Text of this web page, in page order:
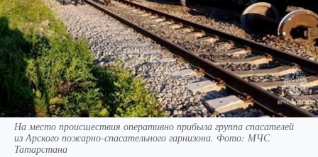
На место происшествия оперативно прибыла группа спасателей
из Арского пожарно-спасательного гарнизона. Фото: МЧС
Татарстана